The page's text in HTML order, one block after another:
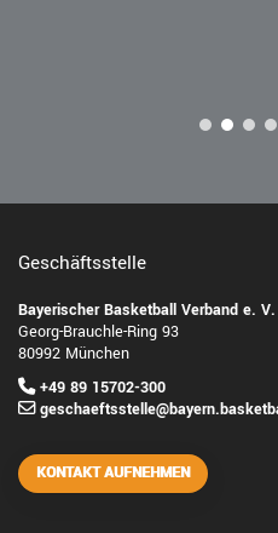
Geschäftsstelle
Bayerischer Basketball Verband e. V.
Georg-Brauchle-Ring 93
80992 München
+49 89 15702-300
KONTAKT AUFNEHMEN